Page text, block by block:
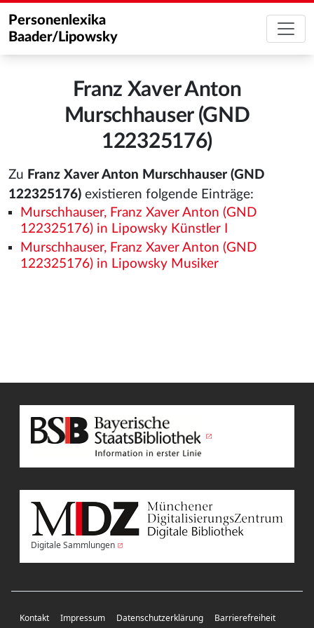
Personenlexika
Baader/Lipowsky
Franz Xaver Anton
Murschhauser (GND
122325176)
Zu Franz Xaver Anton Murschhauser (GND
122325176) existieren folgende Einträge:
Murschhauser, Franz Xaver Anton (GND
122325176) in Lipowsky Künstler I
Murschhauser, Franz Xaver Anton (GND
122325176) in Lipowsky Musiker
Digitale Sammlungen
Kontakt Impressum Datenschutzerklärung Barrierefreiheit